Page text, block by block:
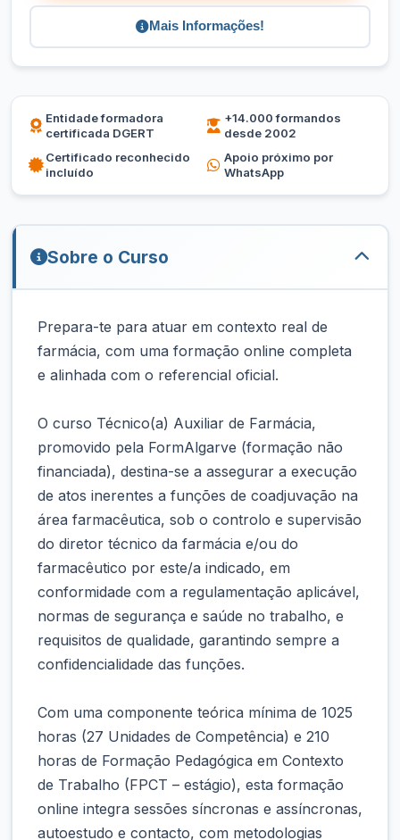
Mais Informações!
Entidade formadora
certificada DGERT
+14.000 formandos
desde 2002
Certificado reconhecido
incluído
Apoio próximo por
WhatsApp
Sobre o Curso
Prepara-te para atuar em contexto real de
farmácia, com uma formação online completa
e alinhada com o referencial oficial.
O curso Técnico(a) Auxiliar de Farmácia,
promovido pela FormAlgarve (formação não
financiada), destina-se a assegurar a execução
de atos inerentes a funções de coadjuvação na
área farmacêutica, sob o controlo e supervisão
do diretor técnico da farmácia e/ou do
farmacêutico por este/a indicado, em
conformidade com a regulamentação aplicável,
normas de segurança e saúde no trabalho, e
requisitos de qualidade, garantindo sempre a
confidencialidade das funções.
Com uma componente teórica mínima de 1025
horas (27 Unidades de Competência) e 210
horas de Formação Pedagógica em Contexto
de Trabalho (FPCT – estágio), esta formação
online integra sessões síncronas e assíncronas,
autoestudo e contacto, com metodologias